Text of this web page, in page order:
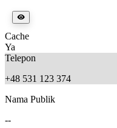
Cache
Ya
Telepon
+48 531 123 374
Nama Publik
--